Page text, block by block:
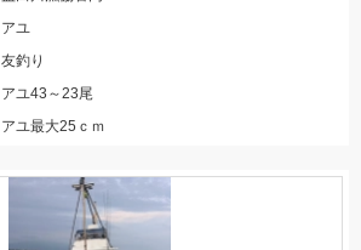
アユ
友釣り
アユ43～23尾
アユ最大25ｃｍ